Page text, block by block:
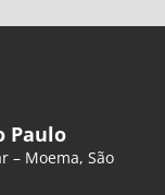
Paulo
– Moema, São